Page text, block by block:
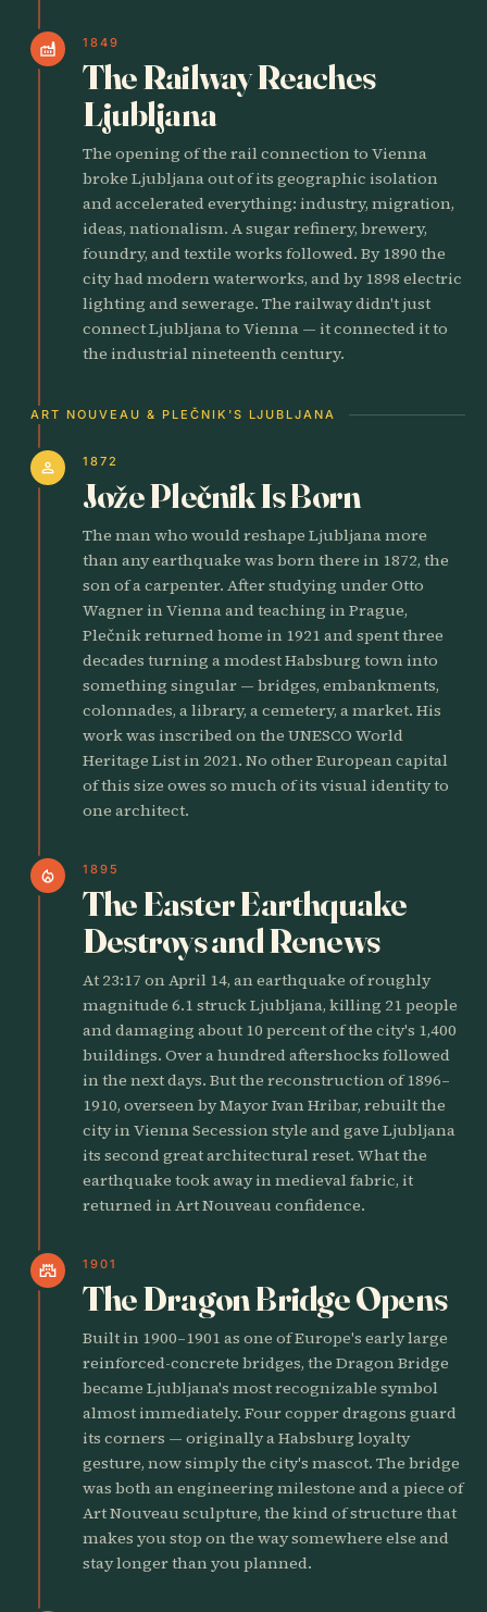
factory 1849
The Railway Reaches
Ljubljana
The opening of the rail connection to Vienna
broke Ljubljana out of its geographic isolation
and accelerated everything: industry, migration,
ideas, nationalism. A sugar refinery, brewery,
foundry, and textile works followed. By 1890 the
city had modern waterworks, and by 1898 electric
lighting and sewerage. The railway didn't just
connect Ljubljana to Vienna — it connected it to
the industrial nineteenth century.
ART NOUVEAU & PLEČNIK'S LJUBLJANA
person 1872
Jože Plečnik Is Born
The man who would reshape Ljubljana more
than any earthquake was born there in 1872, the
son of a carpenter. After studying under Otto
Wagner in Vienna and teaching in Prague,
Plečnik returned home in 1921 and spent three
decades turning a modest Habsburg town into
something singular — bridges, embankments,
colonnades, a library, a cemetery, a market. His
work was inscribed on the UNESCO World
Heritage List in 2021. No other European capital
of this size owes so much of its visual identity to
one architect.
local_fire_department 1895
The Easter Earthquake
Destroys and Renews
At 23:17 on April 14, an earthquake of roughly
magnitude 6.1 struck Ljubljana, killing 21 people
and damaging about 10 percent of the city's 1,400
buildings. Over a hundred aftershocks followed
in the next days. But the reconstruction of 1896–
1910, overseen by Mayor Ivan Hribar, rebuilt the
city in Vienna Secession style and gave Ljubljana
its second great architectural reset. What the
earthquake took away in medieval fabric, it
returned in Art Nouveau confidence.
castle 1901
The Dragon Bridge Opens
Built in 1900–1901 as one of Europe's early large
reinforced-concrete bridges, the Dragon Bridge
became Ljubljana's most recognizable symbol
almost immediately. Four copper dragons guard
its corners — originally a Habsburg loyalty
gesture, now simply the city's mascot. The bridge
was both an engineering milestone and a piece of
Art Nouveau sculpture, the kind of structure that
makes you stop on the way somewhere else and
stay longer than you planned.